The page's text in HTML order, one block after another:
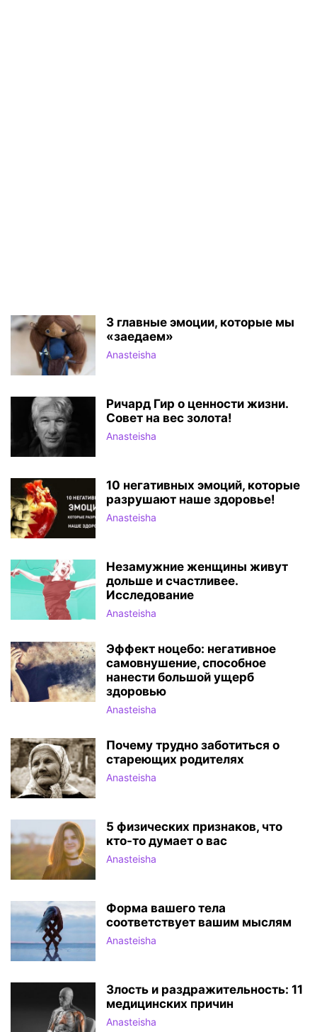
3 главные эмоции, которые мы
«заедаем»
Anasteisha
Ричард Гир о ценности жизни.
Совет на вес золота!
Anasteisha
10 негативных эмоций, которые
разрушают наше здоровье!
Anasteisha
Незамужние женщины живут
дольше и счастливее.
Исследование
Anasteisha
Эффект ноцебо: негативное
самовнушение, способное
нанести большой ущерб
здоровью
Anasteisha
Почему трудно заботиться о
стареющих родителях
Anasteisha
5 физических признаков, что
кто-то думает о вас
Anasteisha
Форма вашего тела
соответствует вашим мыслям
Anasteisha
Злость и раздражительность: 11
медицинских причин
Anasteisha